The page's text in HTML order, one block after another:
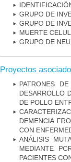
GRUPO DE
GRUPO DE
MUERTE
GRUPO DE
Proyectos
PATRONES
DESARROLLO
DE POLLO
DEMENCIA
CON
ANÁLISIS
MEDIANTE
PACIENTES